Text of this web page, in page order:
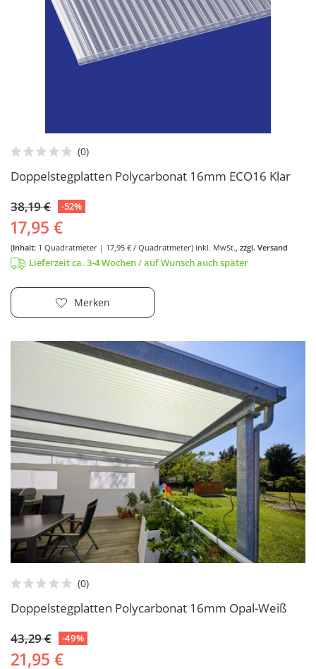
Doppelstegplatten Polycarbonat 16mm ECO16 Klar
38,19 €
-52%
17,95 €
(Inhalt: 1 Quadratmeter | 17,95 € / Quadratmeter) inkl. MwSt., zzgl. Versand
Lieferzeit ca. 3-4 Wochen / auf Wunsch auch später
Merken
Doppelstegplatten Polycarbonat 16mm Opal-Weiß
43,29 €
-49%
21,95 €